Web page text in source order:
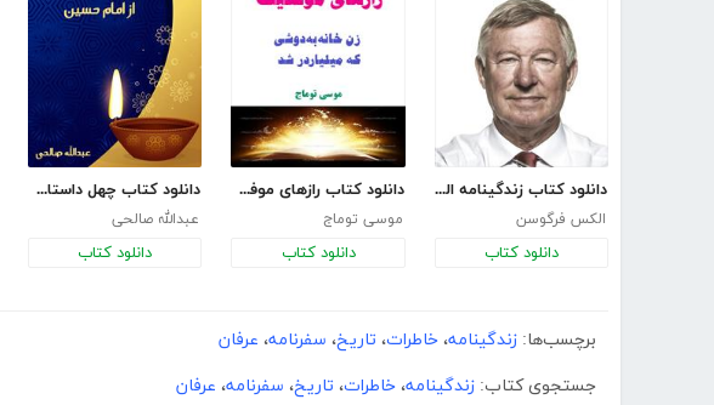
دانلود کتاب زندگینامه الکس فرگوسن
الکس فرگوسن
دانلود کتاب
دانلود کتاب رازهای موفقیت زن خانه به دوشی که میلیاردر شد
موسی توماج
دانلود کتاب
دانلود کتاب چهل داستان و چهل حدیث از امام حسین (ع)
عبدالله صالحی
دانلود کتاب
برچسب‌ها: زندگینامه، خاطرات، تاریخ، سفرنامه، عرفان
جستجوی کتاب: زندگینامه، خاطرات، تاریخ، سفرنامه، عرفان